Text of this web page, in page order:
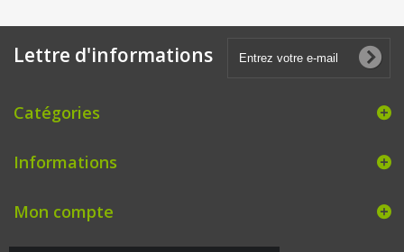
Lettre d'informations
Catégories
Informations
Mon compte